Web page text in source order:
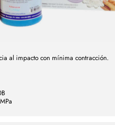
al impacto con mínima contracción.